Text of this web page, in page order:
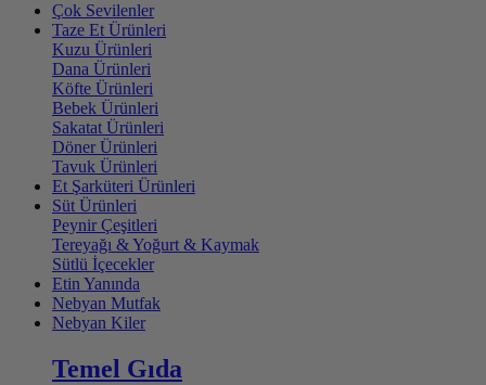
Çok Sevilenler
Taze Et Ürünleri
Kuzu Ürünleri
Dana Ürünleri
Köfte Ürünleri
Bebek Ürünleri
Sakatat Ürünleri
Döner Ürünleri
Tavuk Ürünleri
Et Şarküteri Ürünleri
Süt Ürünleri
Peynir Çeşitleri
Tereyağı & Yoğurt & Kaymak
Sütlü İçecekler
Etin Yanında
Nebyan Mutfak
Nebyan Kiler
Temel Gıda